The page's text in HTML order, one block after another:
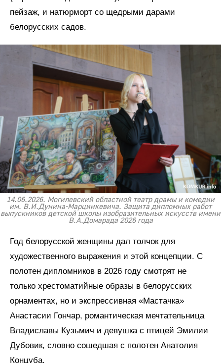
пейзаж, и натюрморт со щедрыми дарами
белорусских садов.
14.06.2026. Могилевский областной театр драмы и комедии
им. В.И.Дунина-Марцинкевича. Защита дипломных работ
выпускников детской школы изобразительных искусств имени
В.А.Домарада 2026 года
Год белорусской женщины дал толчок для
художественного выражения и этой концепции. С
полотен дипломников в 2026 году смотрят не
только хрестоматийные образы в белорусских
орнаментах, но и экспрессивная «Мастачка»
Анастасии Гончар, романтическая мечтательница
Владиславы Кузьмич и девушка с птицей Эмилии
Дубовик, словно сошедшая с полотен Анатолия
Концуба.